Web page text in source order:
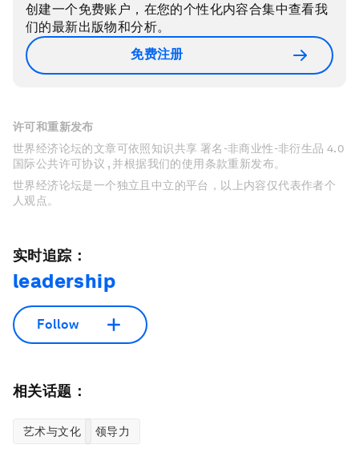
创建一个免费账户，在您的个性化内容合集中查看我
们的最新出版物和分析。
免费注册
许可和重新发布
世界经济论坛的文章可依照知识共享 署名-非商业性-非衍生品 4.0
国际公共许可协议 , 并根据我们的使用条款重新发布。
世界经济论坛是一个独立且中立的平台，以上内容仅代表作者个
人观点。
实时追踪：
leadership
Follow
相关话题：
艺术与文化 领导力